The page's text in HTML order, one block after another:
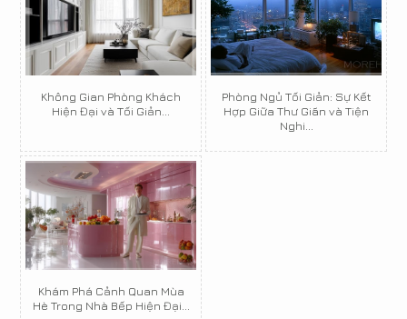
Không Gian Phòng Khách
Hiện Đại và Tối Giản...
Phòng Ngủ Tối Giản: Sự Kết
Hợp Giữa Thư Giãn và Tiện
Nghi...
Khám Phá Cảnh Quan Mùa
Hè Trong Nhà Bếp Hiện Đại...